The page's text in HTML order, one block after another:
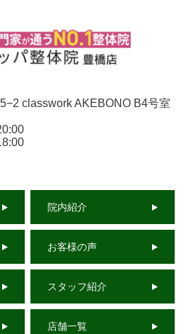
classwork AKEBONO B4号室
院内紹介
お客様の声
スタッフ紹介
店舗一覧